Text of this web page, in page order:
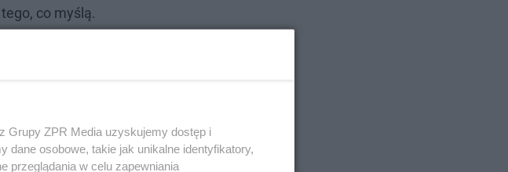
co myślą.
Grupy ZPR Media uzyskujemy dostęp i
dane osobowe, takie jak unikalne identyfikatory,
przeglądania w celu zapewniania